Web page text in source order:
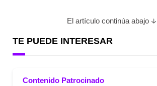
El artículo continúa abajo
TE PUEDE INTERESAR
Contenido Patrocinado